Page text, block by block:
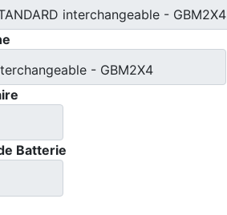
interchangeable - GBM2X4
- GBM2X4
Batterie